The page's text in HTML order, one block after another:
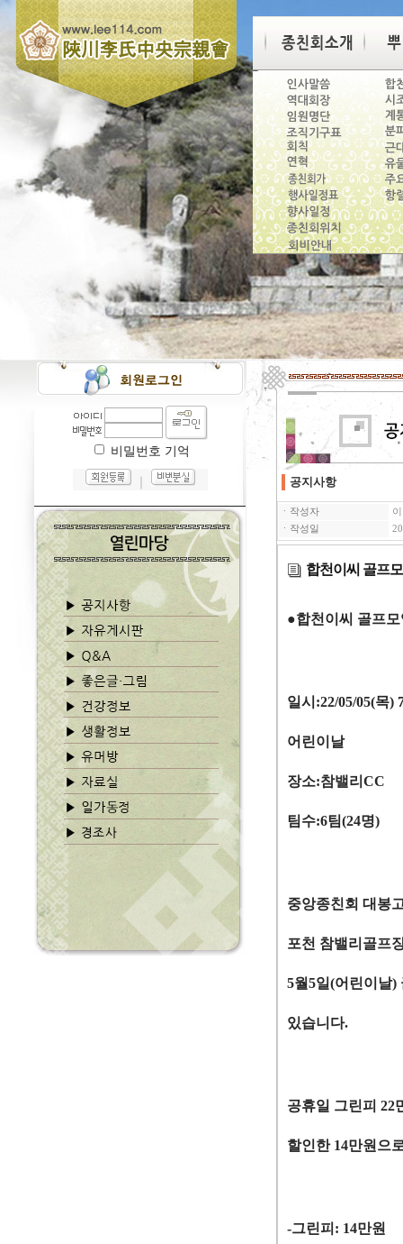
비밀번호 기억
공지사항
ㆍ작성자
ㆍ작성일
합천이씨 골프
●합천이씨 골프모
일시 :22/05/05(목)
어린이날
장소:참밸리 CC
팀수:6팀(24명)
중앙종친회 대봉
포천 참밸리골프
5월5일(어린이날)
있습니다.
공휴일 그린피 22
할인한 14만원으
-그린피 : 14만원